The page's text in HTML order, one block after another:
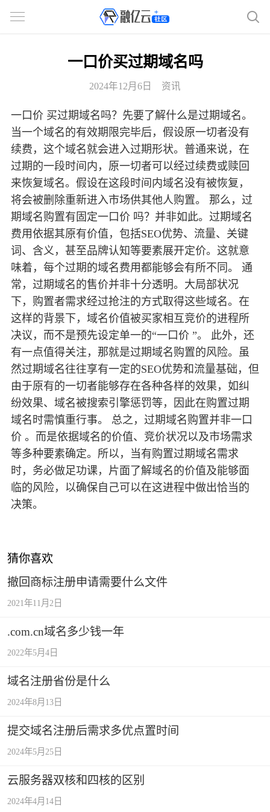
一口价买过期域名吗
2024年12月6日 资讯
一口价 买过期域名吗？先要了解什么是过期域名。
当一个域名的有效期限完毕后，假设原一切者没有
续费，这个域名就会进入过期形状。普通来说，在
过期的一段时间内，原一切者可以经过续费或赎回
来恢复域名。假设在这段时间内域名没有被恢复，
将会被删除重新进入市场供其他人购置。 那么，过
期域名购置有固定一口价 吗？并非如此。过期域名
费用依据其原有价值，包括SEO优势、流量、关键
词、含义，甚至品牌认知等要素展开定价。这就意
味着，每个过期的域名费用都能够会有所不同。 通
常，过期域名的售价并非十分透明。大局部状况
下，购置者需求经过抢注的方式取得这些域名。在
这样的背景下，域名价值被买家相互竞价的进程所
决议，而不是预先设定单一的“一口价 ”。 此外，还
有一点值得关注，那就是过期域名购置的风险。虽
然过期域名往往享有一定的SEO优势和流量基础，但
由于原有的一切者能够存在各种各样的效果，如纠
纷效果、域名被搜索引擎惩罚等，因此在购置过期
域名时需慎重行事。 总之，过期域名购置并非一口
价 。而是依据域名的价值、竞价状况以及市场需求
等多种要素确定。所以，当有购置过期域名需求
时，务必做足功课，片面了解域名的价值及能够面
临的风险，以确保自己可以在这进程中做出恰当的
决策。
猜你喜欢
撤回商标注册申请需要什么文件
2021年11月2日
.com.cn域名多少钱一年
2022年5月4日
域名注册省份是什么
2024年8月13日
提交域名注册后需求多优点置时间
2024年5月25日
云服务器双核和四核的区别
2024年4月14日